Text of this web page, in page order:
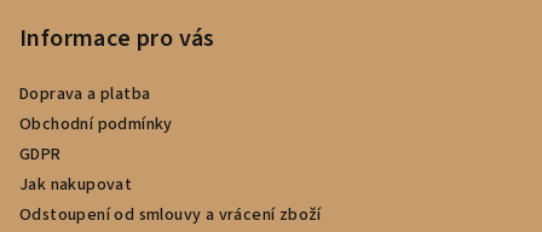
Informace pro vás
Doprava a platba
Obchodní podmínky
GDPR
Jak nakupovat
Odstoupení od smlouvy a vrácení zboží